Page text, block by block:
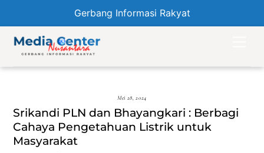
Gerbang Informasi Rakyat
content
Mei 28, 2024
Srikandi PLN dan Bhayangkari : Berbagi
Cahaya Pengetahuan Listrik untuk
Masyarakat